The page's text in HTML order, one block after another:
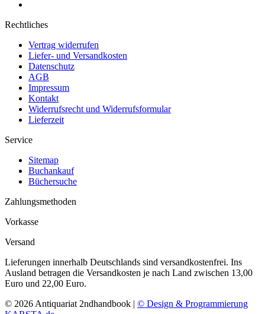
Rechtliches
Vertrag widerrufen
Liefer- und Versandkosten
Datenschutz
AGB
Impressum
Kontakt
Widerrufsrecht und Widerrufsformular
Lieferzeit
Service
Sitemap
Buchankauf
Büchersuche
Zahlungsmethoden
Vorkasse
Versand
Lieferungen innerhalb Deutschlands sind versandkostenfrei. Ins
Ausland betragen die Versandkosten je nach Land zwischen 13,00
Euro und 22,00 Euro.
© 2026 Antiquariat 2ndhandbook | © Design & Programmierung